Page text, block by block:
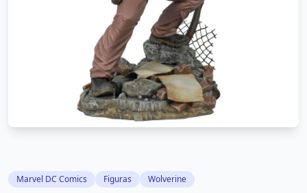
Marvel DC Comics Figuras Wolverine